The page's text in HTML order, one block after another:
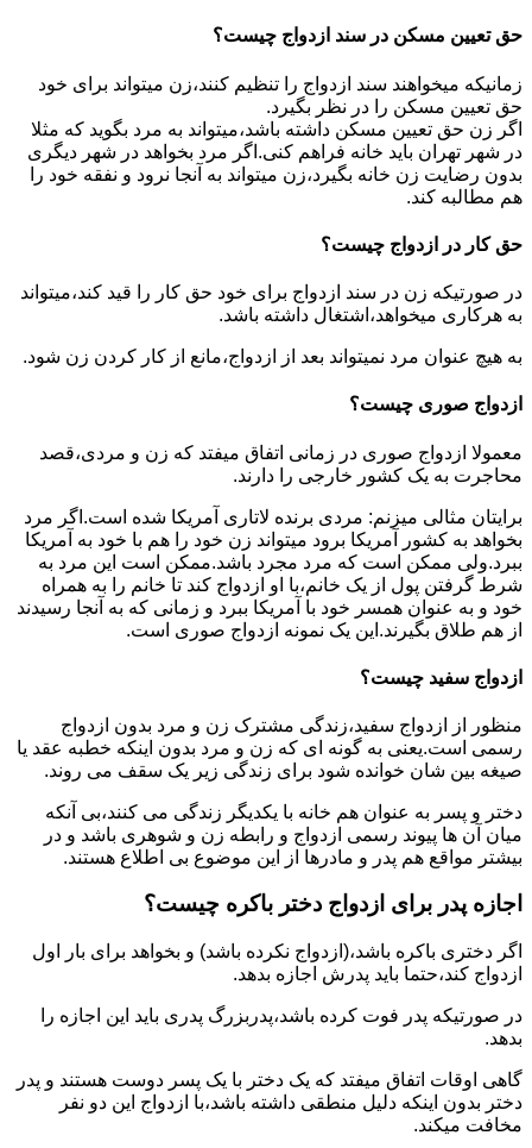
حق تعیین مسکن در سند ازدواج چیست؟
زمانیکه میخواهند سند ازدواج را تنظیم کنند،زن میتواند برای خود
حق تعیین مسکن را در نظر بگیرد.
اگر زن حق تعیین مسکن داشته باشد،میتواند به مرد بگوید که مثلا
در شهر تهران باید خانه فراهم کنی.اگر مرد بخواهد در شهر دیگری
بدون رضایت زن خانه بگیرد،زن میتواند به آنجا نرود و نفقه خود را
هم مطالبه کند.
حق کار در ازدواج چیست؟
در صورتیکه زن در سند ازدواج برای خود حق کار را قید کند،میتواند
به هرکاری میخواهد،اشتغال داشته باشد.
به هیچ عنوان مرد نمیتواند بعد از ازدواج،مانع از کار کردن زن شود.
ازدواج صوری چیست؟
معمولا ازدواج صوری در زمانی اتفاق میفتد که زن و مردی،قصد
محاجرت به یک کشور خارجی را دارند.
برایتان مثالی میزنم: مردی برنده لاتاری آمریکا شده است.اگر مرد
بخواهد به کشور آمریکا برود میتواند زن خود را هم با خود به آمریکا
ببرد.ولی ممکن است که مرد مجرد باشد.ممکن است این مرد به
شرط گرفتن پول از یک خانم،با او ازدواج کند تا خانم را به همراه
خود و به عنوان همسر خود با آمریکا ببرد و زمانی که به آنجا رسیدند
از هم طلاق بگیرند.این یک نمونه ازدواج صوری است.
ازدواج سفید چیست؟
منظور از ازدواج سفید،زندگی مشترک زن و مرد بدون ازدواج
رسمی است.یعنی به گونه ای که زن و مرد بدون اینکه خطبه عقد یا
صیغه بین شان خوانده شود برای زندگی زیر یک سقف می روند.
دختر و پسر به عنوان هم خانه با یکدیگر زندگی می کنند،بی آنکه
میان آن ها پیوند رسمی ازدواج و رابطه زن و شوهری باشد و در
بیشتر مواقع هم پدر و مادرها از این موضوع بی اطلاع هستند.
اجازه پدر برای ازدواج دختر باکره چیست؟
اگر دختری باکره باشد،(ازدواج نکرده باشد) و بخواهد برای بار اول
ازدواج کند،حتما باید پدرش اجازه بدهد.
در صورتیکه پدر فوت کرده باشد،پدربزرگ پدری باید این اجازه را
بدهد.
گاهی اوقات اتفاق میفتد که یک دختر با یک پسر دوست هستند و پدر
دختر بدون اینکه دلیل منطقی داشته باشد،با ازدواج این دو نفر
مخافت میکند.